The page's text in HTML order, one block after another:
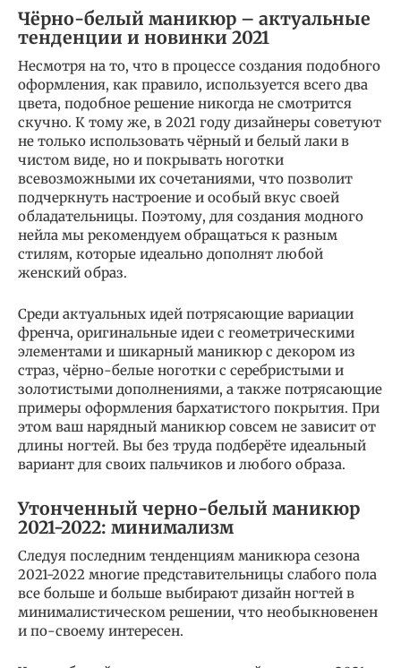
Чёрно-белый маникюр – актуальные
тенденции и новинки 2021
Несмотря на то, что в процессе создания подобного
оформления, как правило, используется всего два
цвета, подобное решение никогда не смотрится
скучно. К тому же, в 2021 году дизайнеры советуют
не только использовать чёрный и белый лаки в
чистом виде, но и покрывать ноготки
всевозможными их сочетаниями, что позволит
подчеркнуть настроение и особый вкус своей
обладательницы. Поэтому, для создания модного
нейла мы рекомендуем обращаться к разным
стилям, которые идеально дополнят любой
женский образ.
Среди актуальных идей потрясающие вариации
френча, оригинальные идеи с геометрическими
элементами и шикарный маникюр с декором из
страз, чёрно-белые ноготки с серебристыми и
золотистыми дополнениями, а также потрясающие
примеры оформления бархатистого покрытия. При
этом ваш нарядный маникюр совсем не зависит от
длины ногтей. Вы без труда подберёте идеальный
вариант для своих пальчиков и любого образа.
Утонченный черно-белый маникюр
2021-2022: минимализм
Следуя последним тенденциям маникюра сезона
2021-2022 многие представительницы слабого пола
все больше и больше выбирают дизайн ногтей в
минималистическом решении, что необыкновенен
и по-своему интересен.